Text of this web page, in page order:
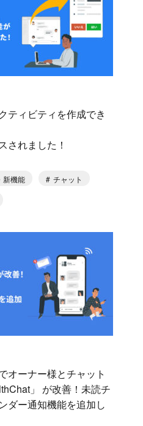
ティビティを作成でき
されました！
新機能 チャット
オーナー様とチャット
」 が改善！未読チ
ダー通知機能を追加し